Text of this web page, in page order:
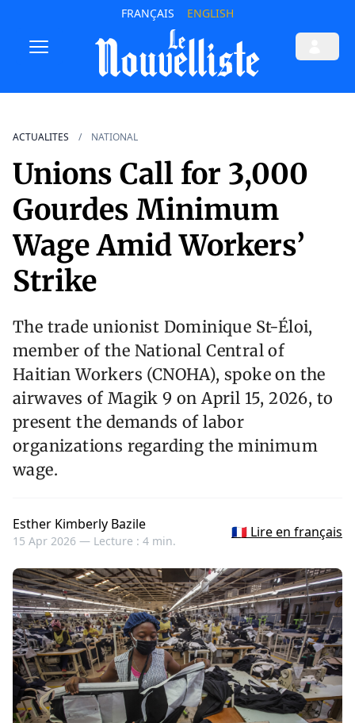
FRANÇAIS ENGLISH
ACTUALITES NATIONAL
Unions Call for 3,000
Gourdes Minimum
Wage Amid Workers’
Strike
The trade unionist Dominique St-Éloi,
member of the National Central of
Haitian Workers (CNOHA), spoke on the
airwaves of Magik 9 on April 15, 2026, to
present the demands of labor
organizations regarding the minimum
wage.
Esther Kimberly Bazile
15 Apr 2026 — Lecture : 4 min.
🇫🇷 Lire en français